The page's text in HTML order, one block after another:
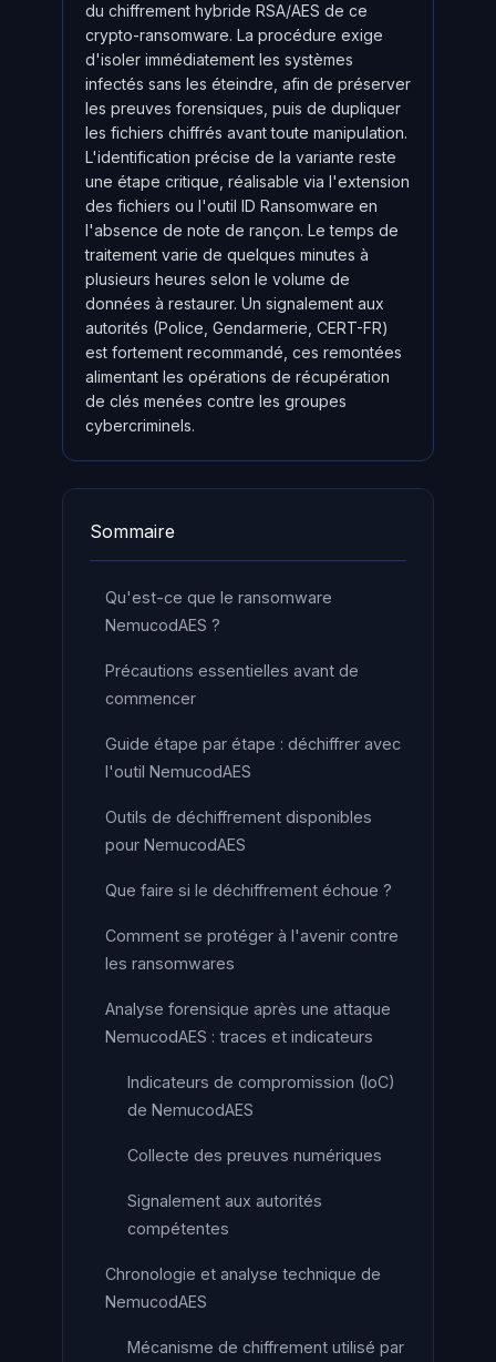
du chiffrement hybride RSA/AES de ce
crypto-ransomware. La procédure exige
d'isoler immédiatement les systèmes
infectés sans les éteindre, afin de préserver
les preuves forensiques, puis de dupliquer
les fichiers chiffrés avant toute manipulation.
L'identification précise de la variante reste
une étape critique, réalisable via l'extension
des fichiers ou l'outil ID Ransomware en
l'absence de note de rançon. Le temps de
traitement varie de quelques minutes à
plusieurs heures selon le volume de
données à restaurer. Un signalement aux
autorités (Police, Gendarmerie, CERT-FR)
est fortement recommandé, ces remontées
alimentant les opérations de récupération
de clés menées contre les groupes
cybercriminels.
Sommaire
Qu'est-ce que le ransomware
NemucodAES ?
Précautions essentielles avant de
commencer
Guide étape par étape : déchiffrer avec
l'outil NemucodAES
Outils de déchiffrement disponibles
pour NemucodAES
Que faire si le déchiffrement échoue ?
Comment se protéger à l'avenir contre
les ransomwares
Analyse forensique après une attaque
NemucodAES : traces et indicateurs
Indicateurs de compromission (IoC)
de NemucodAES
Collecte des preuves numériques
Signalement aux autorités
compétentes
Chronologie et analyse technique de
NemucodAES
Mécanisme de chiffrement utilisé par